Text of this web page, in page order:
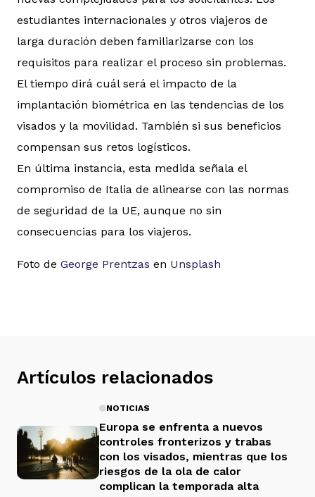
estudiantes internacionales y otros viajeros de
larga duración deben familiarizarse con los
requisitos para realizar el proceso sin problemas.
El tiempo dirá cuál será el impacto de la
implantación biométrica en las tendencias de los
visados y la movilidad. También si sus beneficios
compensan sus retos logísticos.
En última instancia, esta medida señala el
compromiso de Italia de alinearse con las normas
de seguridad de la UE, aunque no sin
consecuencias para los viajeros.
Foto de George Prentzas en Unsplash
Artículos relacionados
NOTICIAS
Europa se enfrenta a nuevos
controles fronterizos y trabas
con los visados, mientras que los
riesgos de la ola de calor
complican la temporada alta